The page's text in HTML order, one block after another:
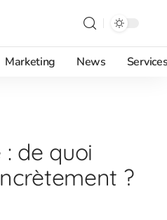
Marketing News
de quoi
?